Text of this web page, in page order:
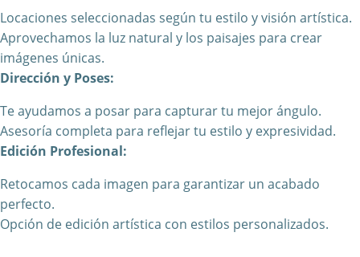
Locaciones seleccionadas según tu estilo y visión artística.
Aprovechamos la luz natural y los paisajes para crear
imágenes únicas.
Dirección y Poses:
Te ayudamos a posar para capturar tu mejor ángulo.
Asesoría completa para reflejar tu estilo y expresividad.
Edición Profesional:
Retocamos cada imagen para garantizar un acabado
perfecto.
Opción de edición artística con estilos personalizados.